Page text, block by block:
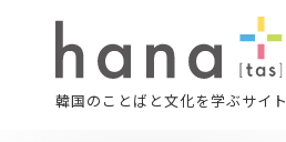
韓国のことばと文化を学ぶサイト